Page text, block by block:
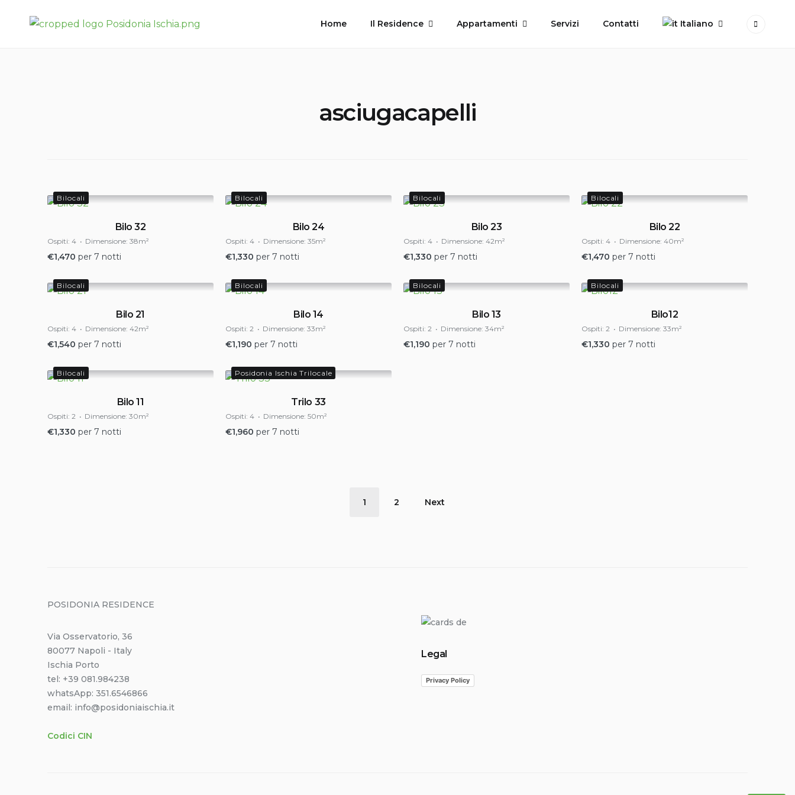
Posidonia Residence – Ischia
Porto
Home Il Residence Appartamenti Servizi Contatti Italiano
asciugacapelli
Bilocali
Bilo 32
Ospiti: 4 Dimensione: 38m²
€1,470 per 7 notti
Bilocali
Bilo 24
Ospiti: 4 Dimensione: 35m²
€1,330 per 7 notti
Bilocali
Bilo 23
Ospiti: 4 Dimensione: 42m²
€1,330 per 7 notti
Bilocali
Bilo 22
Ospiti: 4 Dimensione: 40m²
€1,470 per 7 notti
Bilocali
Bilo 21
Ospiti: 4 Dimensione: 42m²
€1,540 per 7 notti
Bilocali
Bilo 14
Ospiti: 2 Dimensione: 33m²
€1,190 per 7 notti
Bilocali
Bilo 13
Ospiti: 2 Dimensione: 34m²
€1,190 per 7 notti
Bilocali
Bilo12
Ospiti: 2 Dimensione: 33m²
€1,330 per 7 notti
Bilocali
Bilo 11
Ospiti: 2 Dimensione: 30m²
€1,330 per 7 notti
Posidonia Ischia Trilocale
Trilo 33
Ospiti: 4 Dimensione: 50m²
€1,960 per 7 notti
1 2 Next
POSIDONIA RESIDENCE
Via Osservatorio, 36
80077 Napoli - Italy
Ischia Porto
tel: +39 081.984238
whatsApp: 351.6546866
email: info@posidoniaischia.it
Codici CIN
Legal
Privacy Policy